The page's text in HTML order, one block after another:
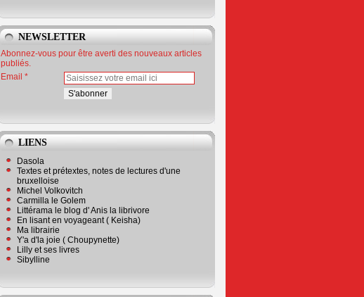
NEWSLETTER
Abonnez-vous pour être averti des nouveaux articles
publiés.
Email
LIENS
Dasola
Textes et prétextes, notes de lectures d'une
bruxelloise
Michel Volkovitch
Carmilla le Golem
Littérama le blog d' Anis la librivore
En lisant en voyageant ( Keisha)
Ma librairie
Y'a d'la joie ( Choupynette)
Lilly et ses livres
Sibylline